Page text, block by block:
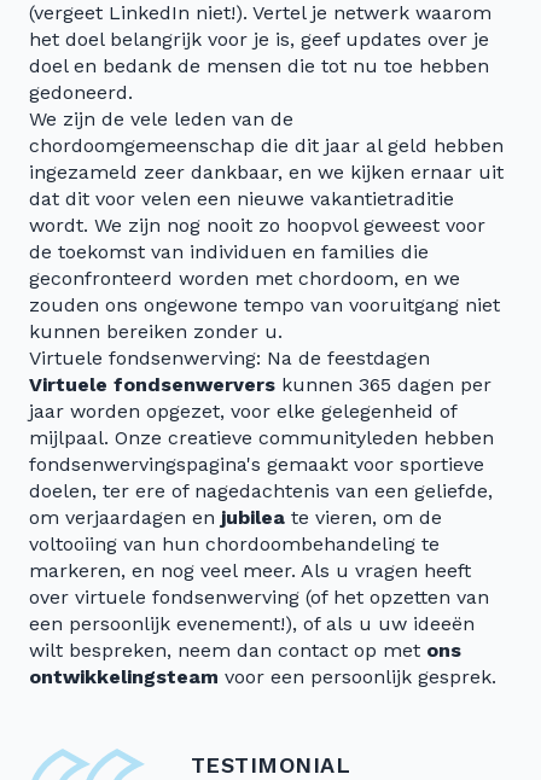
(vergeet LinkedIn niet!). Vertel je netwerk waarom
het doel belangrijk voor je is, geef updates over je
doel en bedank de mensen die tot nu toe hebben
gedoneerd.
We zijn de vele leden van de
chordoomgemeenschap die dit jaar al geld hebben
ingezameld zeer dankbaar, en we kijken ernaar uit
dat dit voor velen een nieuwe vakantietraditie
wordt. We zijn nog nooit zo hoopvol geweest voor
de toekomst van individuen en families die
geconfronteerd worden met chordoom, en we
zouden ons ongewone tempo van vooruitgang niet
kunnen bereiken zonder u.
Virtuele fondsenwerving: Na de feestdagen
Virtuele fondsenwervers kunnen 365 dagen per
jaar worden opgezet, voor elke gelegenheid of
mijlpaal. Onze creatieve communityleden hebben
fondsenwervingspagina's gemaakt voor sportieve
doelen, ter ere of nagedachtenis van een geliefde,
om verjaardagen en jubilea te vieren, om de
voltooiing van hun chordoombehandeling te
markeren, en nog veel meer. Als u vragen heeft
over virtuele fondsenwerving (of het opzetten van
een persoonlijk evenement!), of als u uw ideeën
wilt bespreken, neem dan contact op met ons
ontwikkelingsteam voor een persoonlijk gesprek.
TESTIMONIAL